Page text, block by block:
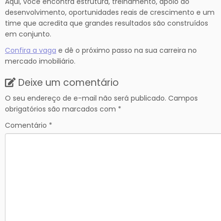
desenvolvimento, oportunidades reais de crescimento e um
time que acredita que grandes resultados são construídos
em conjunto.
Confira a vaga e dê o próximo passo na sua carreira no
mercado imobiliário.
Deixe um comentário
O seu endereço de e-mail não será publicado. Campos
obrigatórios são marcados com *
Comentário *